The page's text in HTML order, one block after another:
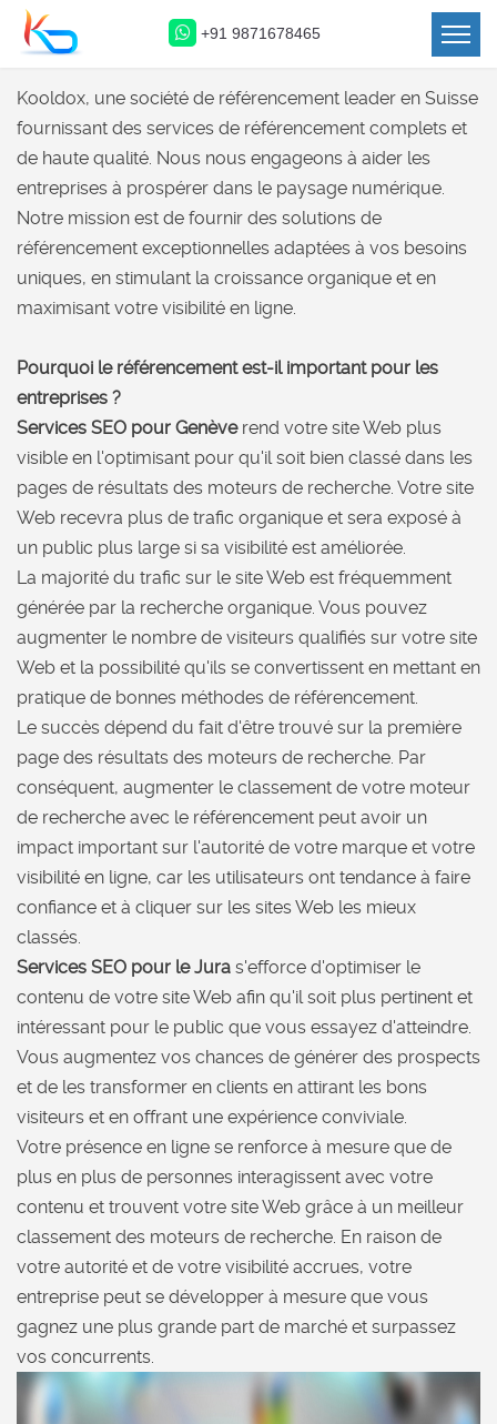
+91 9871678465
SEO Company in Switzerland
Kooldox, une société de référencement leader en Suisse
fournissant des services de référencement complets et
de haute qualité. Nous nous engageons à aider les
entreprises à prospérer dans le paysage numérique.
Notre mission est de fournir des solutions de
référencement exceptionnelles adaptées à vos besoins
uniques, en stimulant la croissance organique et en
maximisant votre visibilité en ligne.
Pourquoi le référencement est-il important pour les
entreprises ?
Services SEO pour Genèverend votre site Web plus
visible en l'optimisant pour qu'il soit bien classé dans les
pages de résultats des moteurs de recherche. Votre site
Web recevra plus de trafic organique et sera exposé à
un public plus large si sa visibilité est améliorée.
La majorité du trafic sur le site Web est fréquemment
générée par la recherche organique. Vous pouvez
augmenter le nombre de visiteurs qualifiés sur votre site
Web et la possibilité qu'ils se convertissent en mettant en
pratique de bonnes méthodes de référencement.
Le succès dépend du fait d'être trouvé sur la première
page des résultats des moteurs de recherche. Par
conséquent, augmenter le classement de votre moteur
de recherche avec le référencement peut avoir un
impact important sur l'autorité de votre marque et votre
visibilité en ligne, car les utilisateurs ont tendance à faire
confiance et à cliquer sur les sites Web les mieux
classés.
Services SEO pour le Jura s'efforce d'optimiser le
contenu de votre site Web afin qu'il soit plus pertinent et
intéressant pour le public que vous essayez d'atteindre.
Vous augmentez vos chances de générer des prospects
et de les transformer en clients en attirant les bons
visiteurs et en offrant une expérience conviviale.
Votre présence en ligne se renforce à mesure que de
plus en plus de personnes interagissent avec votre
contenu et trouvent votre site Web grâce à un meilleur
classement des moteurs de recherche. En raison de
votre autorité et de votre visibilité accrues, votre
entreprise peut se développer à mesure que vous
gagnez une plus grande part de marché et surpassez
vos concurrents.